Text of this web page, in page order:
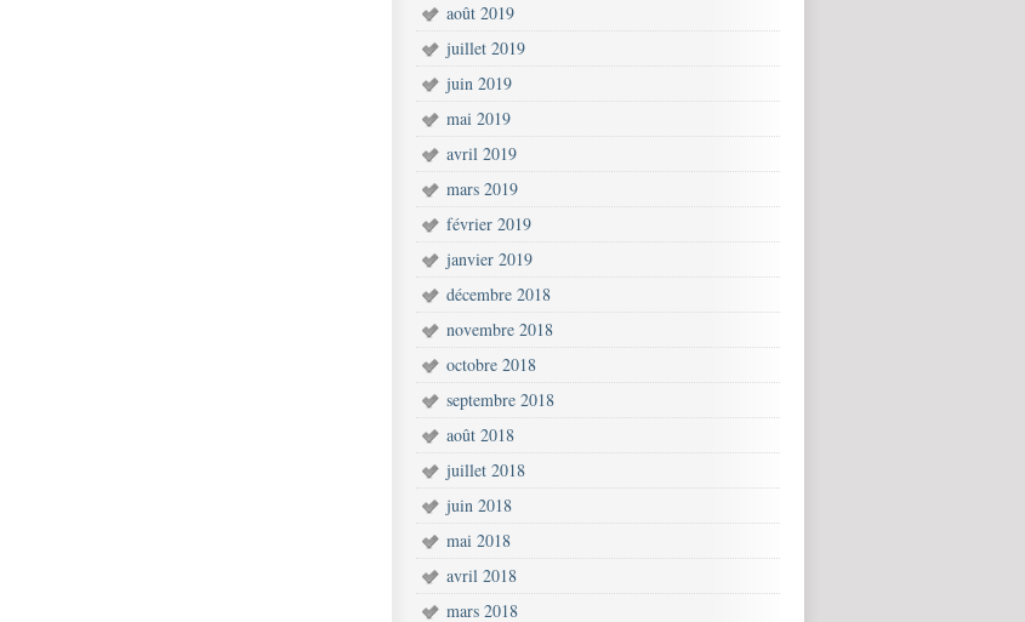
août 2019
juillet 2019
juin 2019
mai 2019
avril 2019
mars 2019
février 2019
janvier 2019
décembre 2018
novembre 2018
octobre 2018
septembre 2018
août 2018
juillet 2018
juin 2018
mai 2018
avril 2018
mars 2018